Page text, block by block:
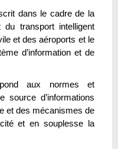
dans le cadre de la
du transport intelligent
et des aéroports et le
d’information et de
aux normes et
source d’informations
et des mécanismes de
et en souplesse la